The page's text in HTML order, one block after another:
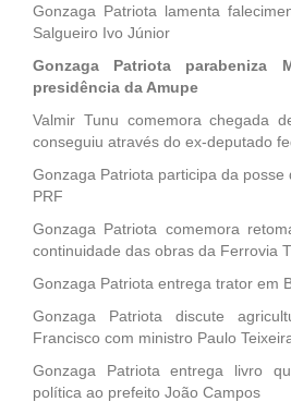
Gonzaga Patriota lamenta
Salgueiro Ivo Júnior
Gonzaga Patriota parabeniza
presidência da Amupe
Valmir Tunu comemora chegada
conseguiu através do ex-deputado
Gonzaga Patriota participa da
PRF
Gonzaga Patriota comemora
continuidade das obras da Ferrovia
Gonzaga Patriota entrega trator em
Gonzaga Patriota discute
Francisco com ministro Paulo
Gonzaga Patriota entrega livro
política ao prefeito João Campos